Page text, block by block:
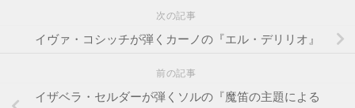
次の記事
イヴァ・コシッチが弾くカーノの『エル・デリリオ』
前の記事
イザベラ・セルダーが弾くソルの『魔笛の主題による